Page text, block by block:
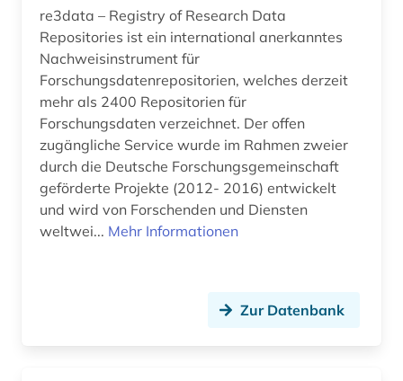
proteolytische enzyme (1)
prävention (1)
psychologie (3)
pädagogik (2)
pädiatrie (1)
re3data – Registry of Research Data
Repositories ist ein international anerkanntes
Nachweisinstrument für
Forschungsdatenrepositorien, welches derzeit
mehr als 2400 Repositorien für
Forschungsdaten verzeichnet. Der offen
zugängliche Service wurde im Rahmen zweier
durch die Deutsche Forschungsgemeinschaft
geförderte Projekte (2012- 2016) entwickelt
und wird von Forschenden und Diensten
weltwei... Mehr Informationen
Zur Datenbank